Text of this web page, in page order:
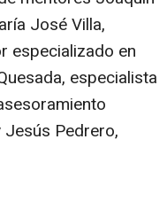
José Villa,
especializado en
especialista
Pedrero,